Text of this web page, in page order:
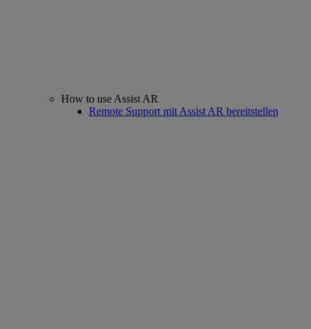
How to use Assist AR
Remote Support mit Assist AR bereitstellen